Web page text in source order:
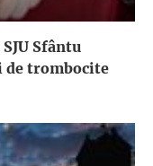
Sfântu
de trombocite